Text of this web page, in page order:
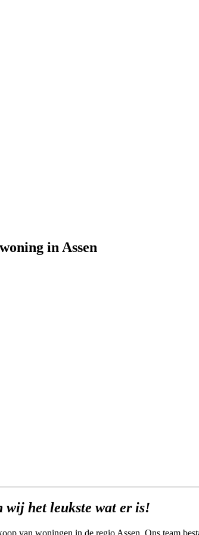
in Assen
wij het leukste wat er is!
van woningen in de regio Assen. Ons team